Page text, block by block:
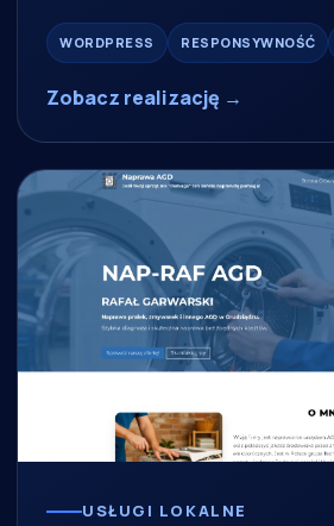
WORDPRESS RESPONSYWNOŚĆ
Zobacz realizację →
USŁUGI LOKALNE